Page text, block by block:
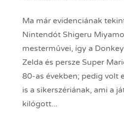
Ma már evidenciának
Nintendót Shigeru
mesterművei, így a
Zelda és persze Super
80-as években; pedig volt
is a sikerszériának, ami a
kilógott...